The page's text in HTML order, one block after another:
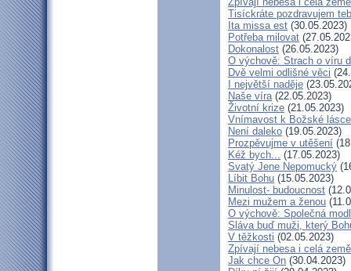
Tisíckráte pozdravujem
Ita missa est (30.05.2023)
Potřeba milovat
Dokonalost (26.05.2023)
O výchově: Strach o víru
Dvě velmi odlišné věci
I největší naděje
Naše víra(22.05.2023)
Životní krize (21.05.2023)
Vnímavost k Božské
Není daleko (19.05.2023)
Prozpěvujme v utěšení
Kéž bych... (17.05.2023)
Svatý Jene Nepomucký
Líbit Bohu (15.05.2023)
Minulost- budoucnost
Mezi mužem a ženou
O výchově: Společná
Sláva buď muži, který
V těžkosti (02.05.2023)
Zpívají nebesa i celá země
Jak chce On (30.04.2023)